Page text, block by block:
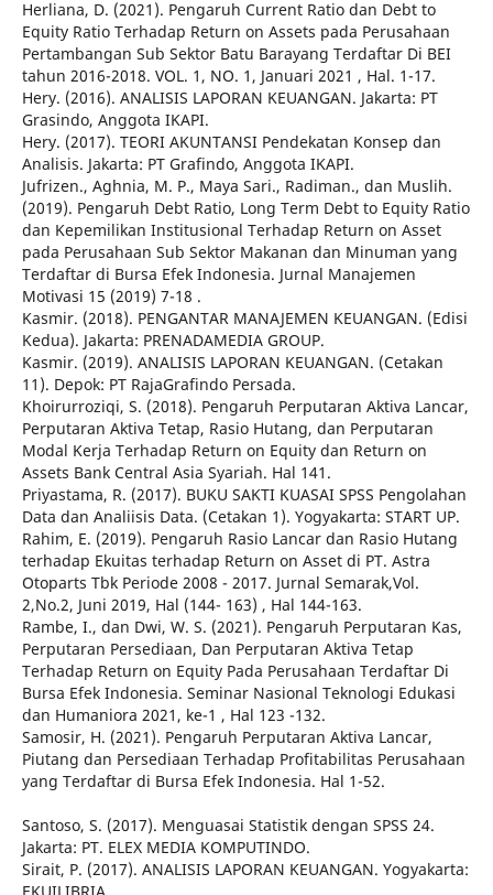
Herliana, D. (2021). Pengaruh Current Ratio dan Debt to
Equity Ratio Terhadap Return on Assets pada Perusahaan
Pertambangan Sub Sektor Batu Barayang Terdaftar Di BEI
tahun 2016-2018. VOL. 1, NO. 1, Januari 2021 , Hal. 1-17.
Hery. (2016). ANALISIS LAPORAN KEUANGAN. Jakarta: PT
Grasindo, Anggota IKAPI.
Hery. (2017). TEORI AKUNTANSI Pendekatan Konsep dan
Analisis. Jakarta: PT Grafindo, Anggota IKAPI.
Jufrizen., Aghnia, M. P., Maya Sari., Radiman., dan Muslih.
(2019). Pengaruh Debt Ratio, Long Term Debt to Equity Ratio
dan Kepemilikan Institusional Terhadap Return on Asset
pada Perusahaan Sub Sektor Makanan dan Minuman yang
Terdaftar di Bursa Efek Indonesia. Jurnal Manajemen
Motivasi 15 (2019) 7-18 .
Kasmir. (2018). PENGANTAR MANAJEMEN KEUANGAN. (Edisi
Kedua). Jakarta: PRENADAMEDIA GROUP.
Kasmir. (2019). ANALISIS LAPORAN KEUANGAN. (Cetakan
11). Depok: PT RajaGrafindo Persada.
Khoirurroziqi, S. (2018). Pengaruh Perputaran Aktiva Lancar,
Perputaran Aktiva Tetap, Rasio Hutang, dan Perputaran
Modal Kerja Terhadap Return on Equity dan Return on
Assets Bank Central Asia Syariah. Hal 141.
Priyastama, R. (2017). BUKU SAKTI KUASAI SPSS Pengolahan
Data dan Analiisis Data. (Cetakan 1). Yogyakarta: START UP.
Rahim, E. (2019). Pengaruh Rasio Lancar dan Rasio Hutang
terhadap Ekuitas terhadap Return on Asset di PT. Astra
Otoparts Tbk Periode 2008 - 2017. Jurnal Semarak,Vol.
2,No.2, Juni 2019, Hal (144- 163) , Hal 144-163.
Rambe, I., dan Dwi, W. S. (2021). Pengaruh Perputaran Kas,
Perputaran Persediaan, Dan Perputaran Aktiva Tetap
Terhadap Return on Equity Pada Perusahaan Terdaftar Di
Bursa Efek Indonesia. Seminar Nasional Teknologi Edukasi
dan Humaniora 2021, ke-1 , Hal 123 -132.
Samosir, H. (2021). Pengaruh Perputaran Aktiva Lancar,
Piutang dan Persediaan Terhadap Profitabilitas Perusahaan
yang Terdaftar di Bursa Efek Indonesia. Hal 1-52.
Santoso, S. (2017). Menguasai Statistik dengan SPSS 24.
Jakarta: PT. ELEX MEDIA KOMPUTINDO.
Sirait, P. (2017). ANALISIS LAPORAN KEUANGAN. Yogyakarta: